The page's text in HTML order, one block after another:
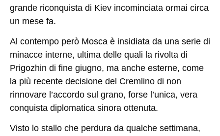
grande riconquista di Kiev incominciata ormai circa
un mese fa.
Al contempo però Mosca è insidiata da una serie di
minacce interne, ultima delle quali la rivolta di
Prigozhin di fine giugno, ma anche esterne, come
la più recente decisione del Cremlino di non
rinnovare l’accordo sul grano, forse l’unica, vera
conquista diplomatica sinora ottenuta.
Visto lo stallo che perdura da qualche settimana,